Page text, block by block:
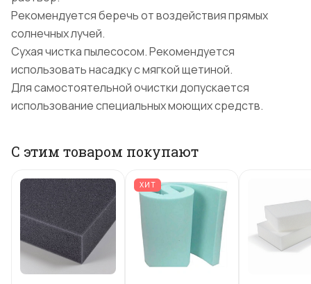
Рекомендуется беречь от воздействия прямых
солнечных лучей.
Сухая чистка пылесосом. Рекомендуется
использовать насадку с мягкой щетиной.
Для самостоятельной очистки допускается
использование специальных моющих средств.
С этим товаром покупают
ХИТ